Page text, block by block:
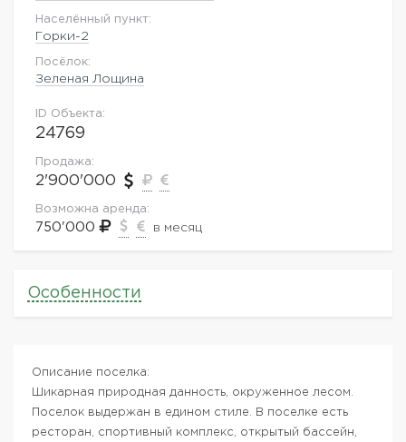
Населённый пункт:
Горки-2
Посёлок:
Зеленая Лощина
ID Объекта:
24769
Продажа:
2'900'000
Возможна аренда:
750'000 в месяц
Особенности
Описание поселка:
Шикарная природная данность, окруженное лесом.
Поселок выдержан в едином стиле. В поселке есть
ресторан, спортивный комплекс, открытый бассейн,